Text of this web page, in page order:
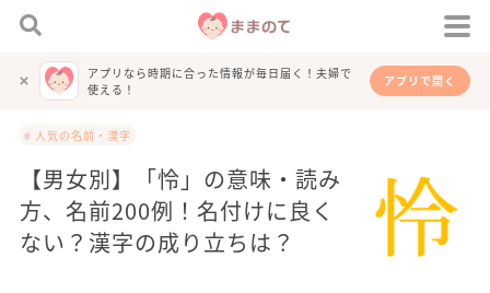
アプリなら時期に合った情報が毎日届く！夫婦で
使える！
アプリで開く
# 人気の名前・漢字
【男女別】「怜」の意味・読み
方、名前200例！名付けに良く
ない？漢字の成り立ちは？